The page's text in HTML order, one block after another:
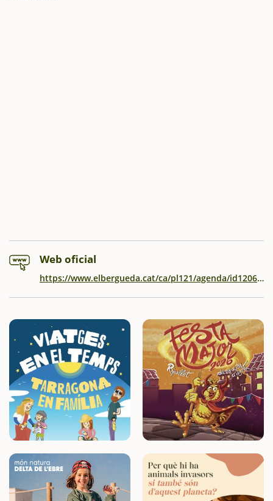
Web oficial
https://www.elbergueda.cat/ca/pl121/agenda/id1206/fira-de-maig.htm